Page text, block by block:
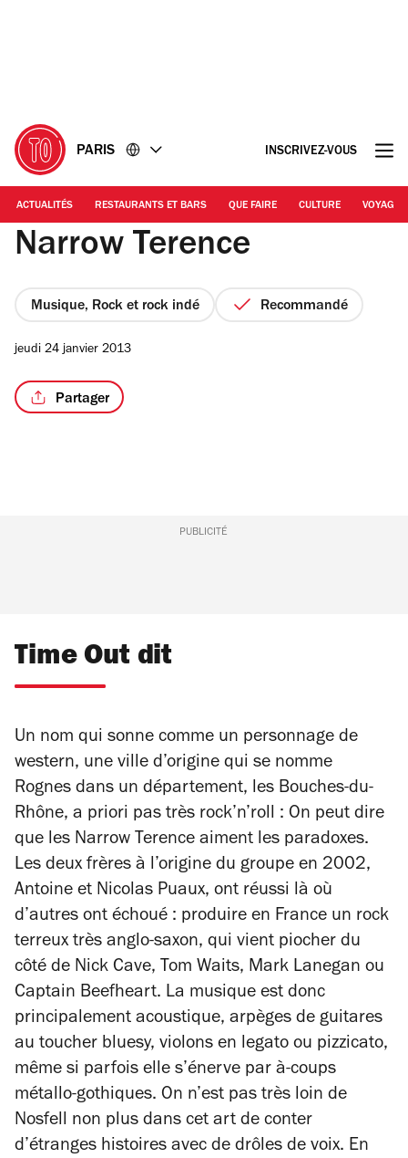
PARIS INSCRIVEZ-VOUS
ACTUALITÉS RESTAURANTS ET BARS QUE FAIRE CULTURE VOYAGE
Narrow Terence
Musique, Rock et rock indé Recommandé
jeudi 24 janvier 2013
Partager
PUBLICITÉ
Time Out dit
Un nom qui sonne comme un personnage de
western, une ville d’origine qui se nomme
Rognes dans un département, les Bouches-du-
Rhône, a priori pas très rock’n’roll : On peut dire
que les Narrow Terence aiment les paradoxes.
Les deux frères à l’origine du groupe en 2002,
Antoine et Nicolas Puaux, ont réussi là où
d’autres ont échoué : produire en France un rock
terreux très anglo-saxon, qui vient piocher du
côté de Nick Cave, Tom Waits, Mark Lanegan ou
Captain Beefheart. La musique est donc
principalement acoustique, arpèges de guitares
au toucher bluesy, violons en legato ou pizzicato,
même si parfois elle s’énerve par à-coups
métallo-gothiques. On n’est pas très loin de
Nosfell non plus dans cet art de conter
d’étranges histoires avec de drôles de voix. En